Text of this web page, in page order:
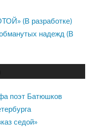
(В разработке)
надежд (В
поэт Батюшков
седой»